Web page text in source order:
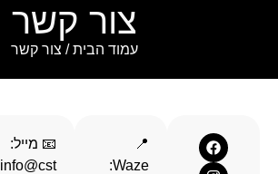
צור קשר
עמוד הבית/ צור קשר
📍
Waze:
📧 מייל:
info@cst